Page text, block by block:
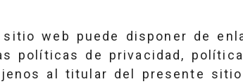
sitio web puede disponer de
políticas de privacidad,
al titular del presente